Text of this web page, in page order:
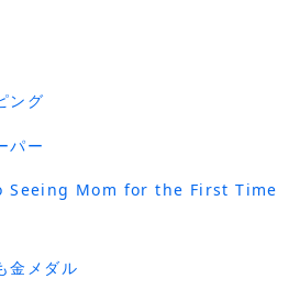
ング
パー
Seeing Mom for the First Time
金メダル